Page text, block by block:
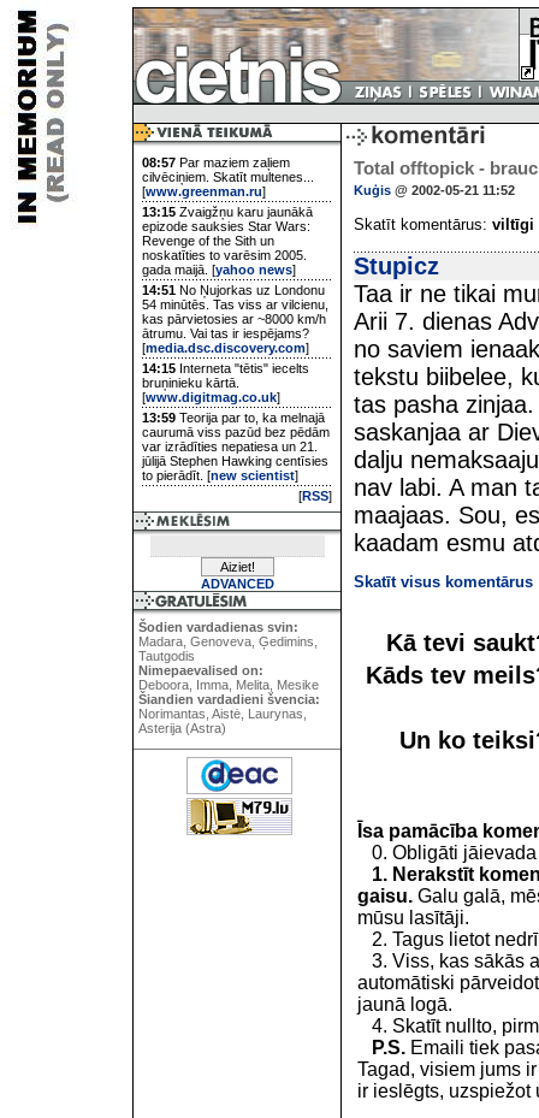
08:57 Par maziem zaļiem
cilvēciņiem. Skatīt multenes...
[www.greenman.ru]
13:15 Zvaigžņu karu jaunākā
epizode sauksies Star Wars:
Revenge of the Sith un
noskatīties to varēsim 2005.
gada maijā. [yahoo news]
14:51 No Ņujorkas uz Londonu
54 minūtēs. Tas viss ar vilcienu,
kas pārvietosies ar ~8000 km/h
ātrumu. Vai tas ir iespējams?
[media.dsc.discovery.com]
14:15 Interneta "tētis" iecelts
bruņinieku kārtā.
[www.digitmag.co.uk]
13:59 Teorija par to, ka melnajā
caurumā viss pazūd bez pēdām
var izrādīties nepatiesa un 21.
jūlijā Stephen Hawking centīsies
to pierādīt. [new scientist]
[RSS]
ADVANCED
Šodien vardadienas svin:
Madara, Genoveva, Ģedimins,
Tautgodis
Nimepaevalised on:
Deboora, Imma, Melita, Mesike
Šiandien vardadieni švencia:
Norimantas, Aistė, Laurynas,
Asterija (Astra)
Total offtopick -
Kuģis @ 2002-05-21 11:52
Skatīt komentārus: viltīgi
Stupicz
Taa ir ne tikai
Arii 7. dienas
no saviem
tekstu biibelee,
tas pasha
saskanjaa ar
dalju
nav labi. A man
maajaas. Sou,
kaadam esmu
Skatīt visus komentārus
Kā tevi
Kāds tev
Un ko
Īsa pamācība
0. Obligāti jāievada
1. Nerakstīt
gaisu. Galu galā,
mūsu lasītāji.
2. Tagus lietot
3. Viss, kas sākās
automātiski
jaunā logā.
4. Skatīt nullto,
P.S. Emaili tiek
Tagad, visiem jums
ir ieslēgts, uzspiežot